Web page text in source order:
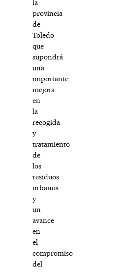
la
provincia
de
Toledo
que
supondrá
una
importante
mejora
en
la
recogida
y
tratamiento
de
los
residuos
urbanos
y
un
avance
en
el
compromiso
del